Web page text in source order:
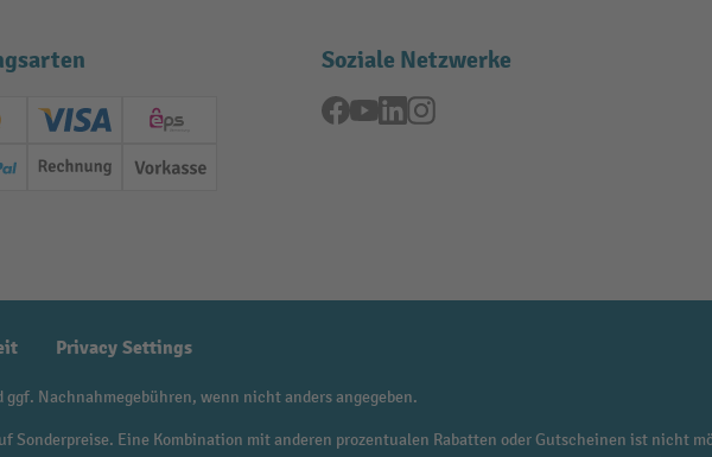
(Master)
Creditcard (Visa)
EPS
Rechnung Vorkasse
Soziale Netzwerke
Facebook
YouTubeLinkedInInstagram
Privacy Settings
ggf. Nachnahmegebühren, wenn nicht anders angegeben.
Sonderpreise. Eine Kombination mit anderen prozentualen Rabatten oder Gutscheinen ist nicht